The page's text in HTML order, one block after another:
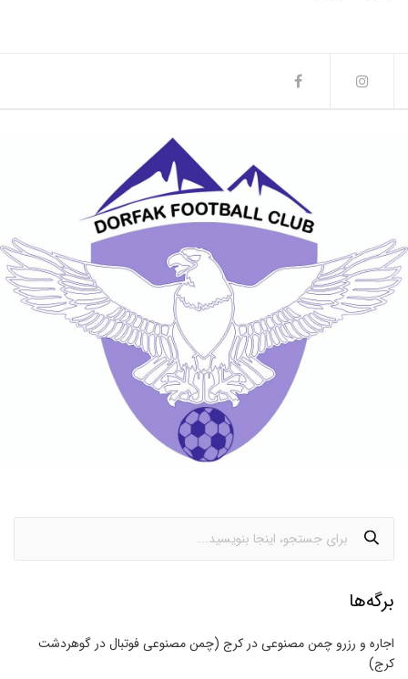
برگه‌ها
اجاره و رزرو چمن مصنوعی در کرج (چمن مصنوعی فوتبال در گوهردشت
کرج)